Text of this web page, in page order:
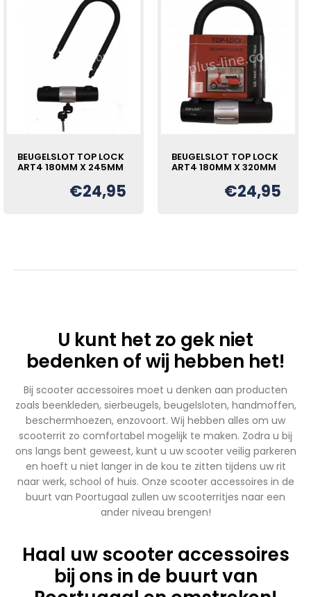
BEUGELSLOT TOP LOCK
ART4 180MM X 245MM
€24,95
BEUGELSLOT TOP LOCK
ART4 180MM X 320MM
€24,95
U kunt het zo gek niet
bedenken of wij hebben het!
Bij scooter accessoires moet u denken aan producten
zoals beenkleden, sierbeugels, beugelsloten, handmoffen,
beschermhoezen, enzovoort. Wij hebben alles om uw
scooterrit zo comfortabel mogelijk te maken. Zodra u bij
ons langs bent geweest, kunt u uw scooter veilig parkeren
en hoeft u niet langer in de kou te zitten tijdens uw rit
naar werk, school of huis. Onze scooter accessoires in de
buurt van Poortugaal zullen uw scooterritjes naar een
ander niveau brengen!
Haal uw scooter accessoires
bij ons in de buurt van